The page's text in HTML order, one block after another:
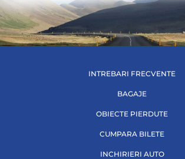
INTREBARI FRECVENTE
BAGAJE
OBIECTE PIERDUTE
CUMPARA BILETE
INCHIRIERI AUTO